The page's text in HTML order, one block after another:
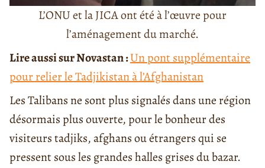
L’ONU et la JICA ont été à l’œuvre pour
l’aménagement du marché.
Lire aussi sur Novastan :Un pont supplémentaire
pour relier le Tadjikistan à l’Afghanistan
Les Talibans ne sont plus signalés dans une région
désormais plus ouverte, pour le bonheur des
visiteurs tadjiks, afghans ou étrangers qui se
pressent sous les grandes halles grises du bazar.